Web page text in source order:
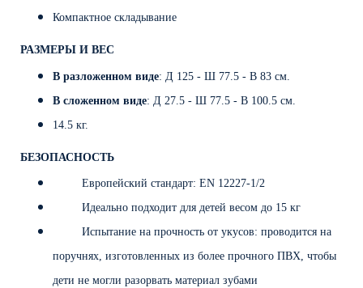
Компактное складывание
РАЗМЕРЫ И ВЕС
В разложенном виде: Д 125 - Ш 77.5 - В 83 см.
В сложенном виде: Д 27.5 - Ш 77.5 - В 100.5 см.
14.5 кг.
БЕЗОПАСНОСТЬ
Европейский стандарт: EN 12227-1/2
Идеально подходит для детей весом до 15 кг
Испытание на прочность от укусов: проводится на
поручнях, изготовленных из более прочного ПВХ, чтобы
дети не могли разорвать материал зубами